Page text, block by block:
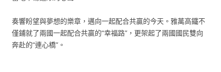
奏響盼望與夢想的樂章，邁向一起配合共贏的今天。雅萬高鐵不
僅鋪就了兩國一起配合共贏的“幸福路”，更架起了兩國國民雙向
奔赴的“連心橋”。